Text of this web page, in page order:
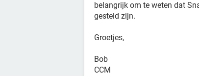
belangrijk om te weten dat
gesteld zijn.
Groetjes,
Bob
CCM